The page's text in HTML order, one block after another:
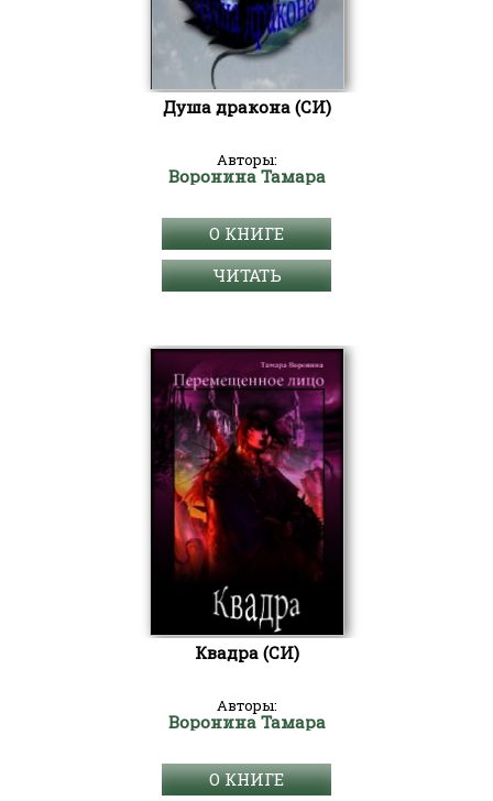
Душа дракона (СИ)
Авторы:
Воронина Тамара
О КНИГЕ
ЧИТАТЬ
Квадра (СИ)
Авторы:
Воронина Тамара
О КНИГЕ